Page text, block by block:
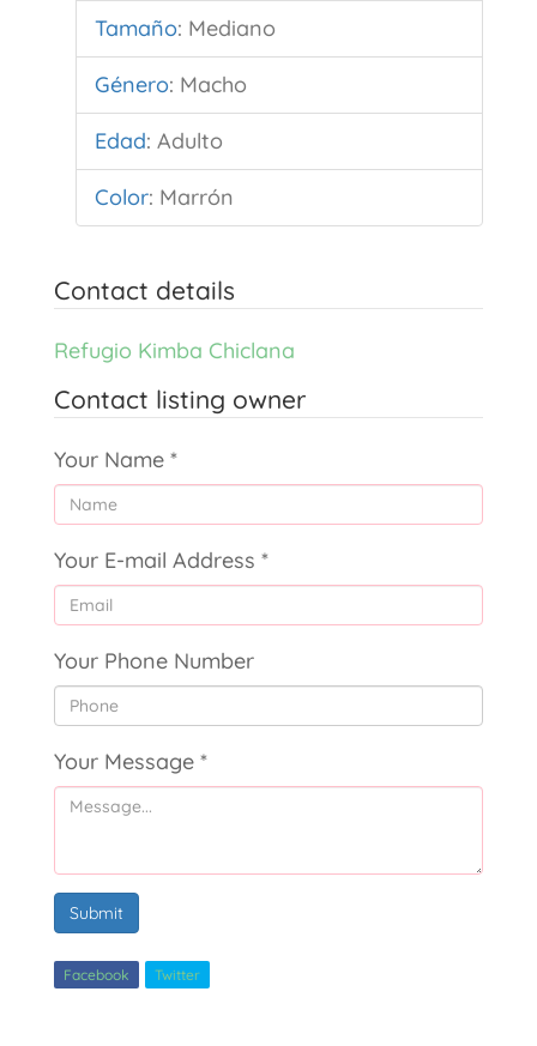
Tamaño: Mediano
Género: Macho
Edad: Adulto
Color: Marrón
Contact details
Refugio Kimba Chiclana
Contact listing owner
Your Name *
Your E-mail Address *
Your Phone Number
Your Message *
Submit
Facebook Twitter